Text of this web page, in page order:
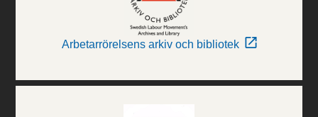
Arbetarrörelsens arkiv och bibliotek